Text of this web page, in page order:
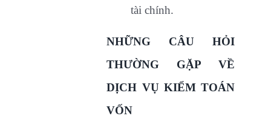
tài chính.
NHỮNG CÂU HỎI
THƯỜNG GẶP VỀ
DỊCH VỤ KIỂM TOÁN
VỐN